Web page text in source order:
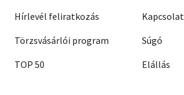
Hírlevél feliratkozás
Törzsvásárlói program
TOP 50
Kapcsolat
Súgó
Elállás